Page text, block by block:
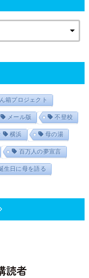
箱プロジェクト
メール版 不登校
横浜 母の湯
百万人の夢宣言
生日に母を語る